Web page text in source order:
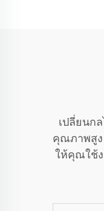
เปลี่ยนก
คุณภาพสูง
ให้คุณใช้